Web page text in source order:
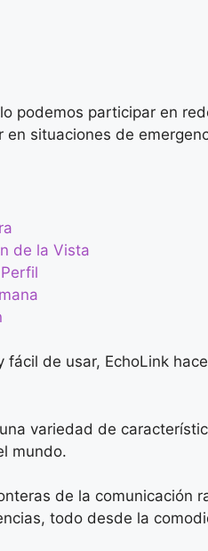
podemos participar en
en situaciones de
de la Vista
fácil de usar, EchoLink
variedad de
mundo.
de la comunicación
todo desde la